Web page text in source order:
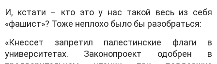
И, кстати – кто это у нас такой весь из себя
«фашист»? Тоже неплохо было бы разобраться:
«Кнессет запретил палестинские флаги в
университетах. Законопроект одобрен в